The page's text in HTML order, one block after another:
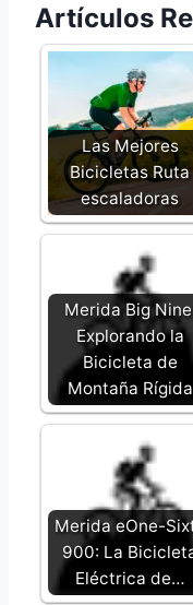
Artículos
Las Mejores
Bicicletas Ruta
escaladoras
Merida Big
Explorando la
Bicicleta de
Montaña Rígida
Merida eOne-
900: La
Eléctrica de…